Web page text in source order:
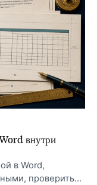
внутри
в Word,
проверить